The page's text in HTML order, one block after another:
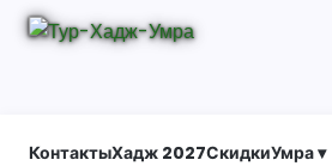
КонтактыХадж 2027СкидкиУмра ▾